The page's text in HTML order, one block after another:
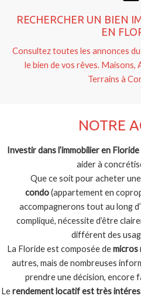
RECHERCHER UN BIEN
EN
Consultez toutes les annonces
le bien de vos rêves. Maisons,
Terrains à
NOTRE
Investir dans l’immobilier en Floride
aider à
Que ce soit pour acheter une
condo(appartement en
accompagnerons tout au long
compliqué, nécessite d’être
différent des
La Floride est composée demicros
autres, mais de nombreuses
prendre une décision, encore
Lerendement locatif est très